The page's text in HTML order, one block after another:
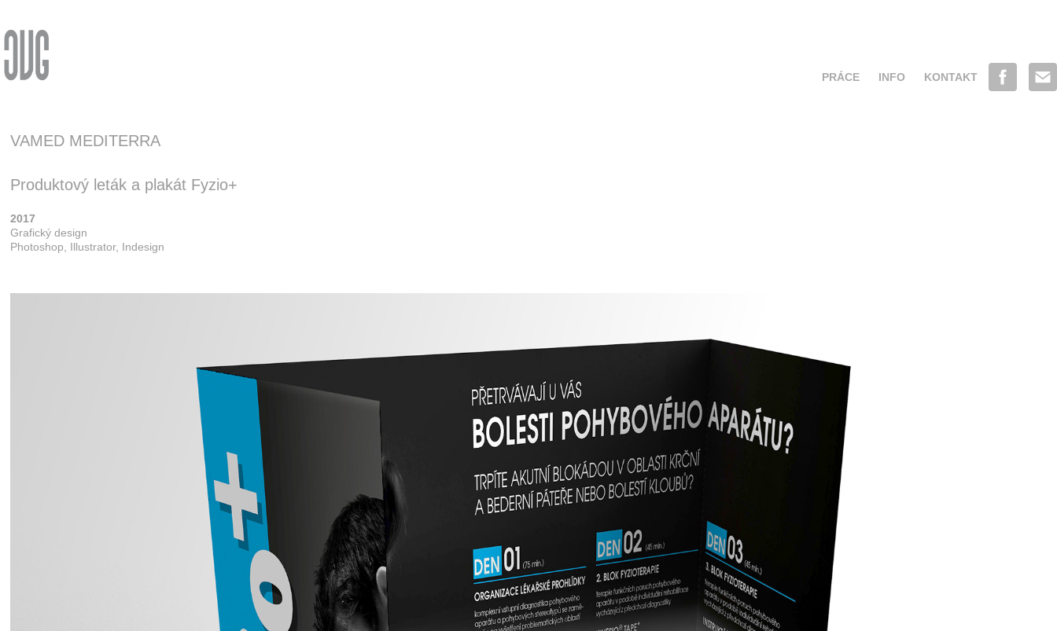
PRÁCE INFO KONTAKT
VAMED MEDITERRA
Produktový leták a plakát Fyzio+
2017
Grafický design
Photoshop, Illustrator, Indesign